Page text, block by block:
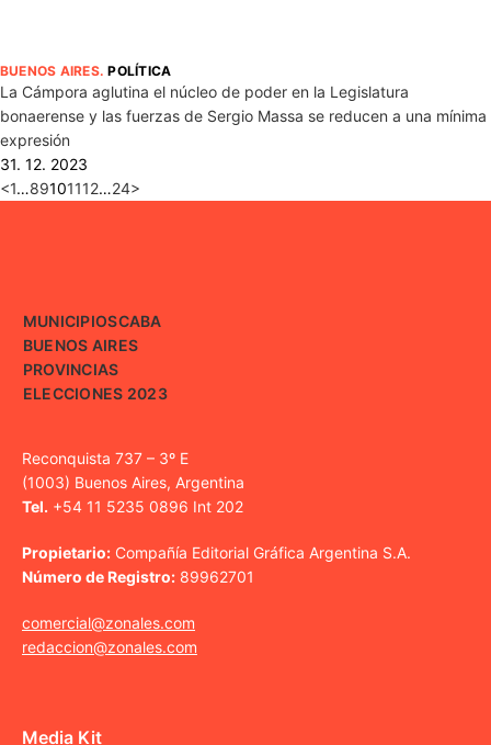
BUENOS AIRES.POLÍTICA
La Cámpora aglutina el núcleo de poder en la Legislatura
bonaerense y las fuerzas de Sergio Massa se reducen a una mínima
expresión
31. 12. 2023
<1…89101112…24>
MUNICIPIOSCABA
BUENOS AIRES
PROVINCIAS
ELECCIONES 2023
Reconquista 737 – 3º E
(1003) Buenos Aires, Argentina
Tel. +54 11 5235 0896 Int 202
Propietario: Compañía Editorial Gráfica Argentina S.A.
Número de Registro: 89962701
comercial@zonales.com
redaccion@zonales.com
Media Kit